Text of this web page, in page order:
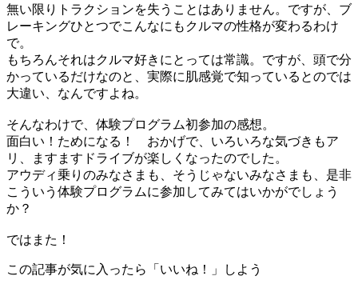
無い限りトラクションを失うことはありません。ですが、ブ
レーキングひとつでこんなにもクルマの性格が変わるわけ
で。
もちろんそれはクルマ好きにとっては常識。ですが、頭で分
かっているだけなのと、実際に肌感覚で知っているとのでは
大違い、なんですよね。
そんなわけで、体験プログラム初参加の感想。
面白い！ためになる！ おかげで、いろいろな気づきもア
リ、ますますドライブが楽しくなったのでした。
アウディ乗りのみなさまも、そうじゃないみなさまも、是非
こういう体験プログラムに参加してみてはいかがでしょう
か？
ではまた！
この記事が気に入ったら「いいね！」しよう